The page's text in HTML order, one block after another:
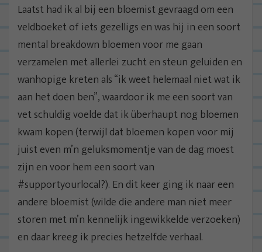
Laatst had ik al bij een bloemist gevraagd om een
veldboeket of iets gezelligs en was hij in een soort
mental breakdown bloemen voor me gaan
verzamelen met allerlei zucht en steun geluiden en
wanhopige kreten als “ik weet helemaal niet wat ik
aan het doen ben”, waardoor ik me een soort van
vet schuldig voelde dat ik überhaupt nog bloemen
kwam kopen (terwijl dat bloemen kopen voor mij
juist even m’n geluksmomentje van de dag moest
zijn en voor hem een soort van
#supportyourlocal?). En dit keer ging ik naar een
andere bloemist (wilde die andere man niet meer
storen met m’n kennelijk ingewikkelde verzoeken)
en daar kreeg ik precies hetzelfde verhaal.